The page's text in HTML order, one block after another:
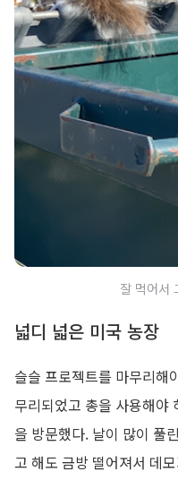
잘 먹어서
넓디 넓은 미국 농장
슬슬 프로젝트를 마무리해
무리되었고 총을 사용해야
을 방문했다. 날이 많이 풀
고 해도 금방 떨어져서 데